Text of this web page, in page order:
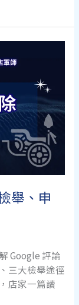
舉、申
Google 評論
三大檢舉途徑
店家一篇讀